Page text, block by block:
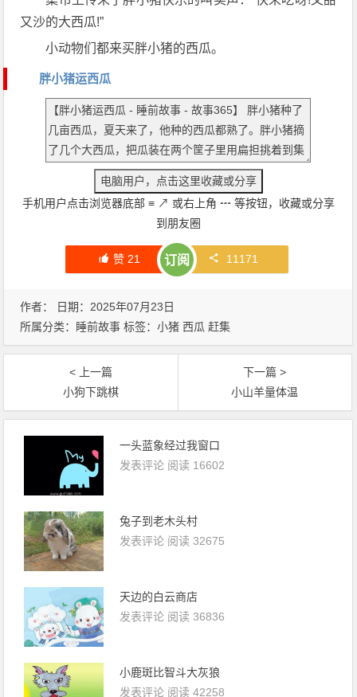
又沙的大西瓜!”
小动物们都来买胖小猪的西瓜。
胖小猪运西瓜
手机用户点击浏览器底部 ≡ ↗ 或右上角 ┅ 等按钮，收藏或分享
到朋友圈
赞 21 订阅 11171
作者： 日期：2025年07月23日
所属分类： 睡前故事 标签：小猪 西瓜 赶集
< 上一篇
小狗下跳棋
下一篇 >
小山羊量体温
一头蓝象经过我窗口
发表评论 阅读 16602
兔子到老木头村
发表评论 阅读 32675
天边的白云商店
发表评论 阅读 36836
小鹿斑比智斗大灰狼
发表评论 阅读 42258